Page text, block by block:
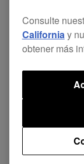
Compartir
Consulte
California y
obtener más